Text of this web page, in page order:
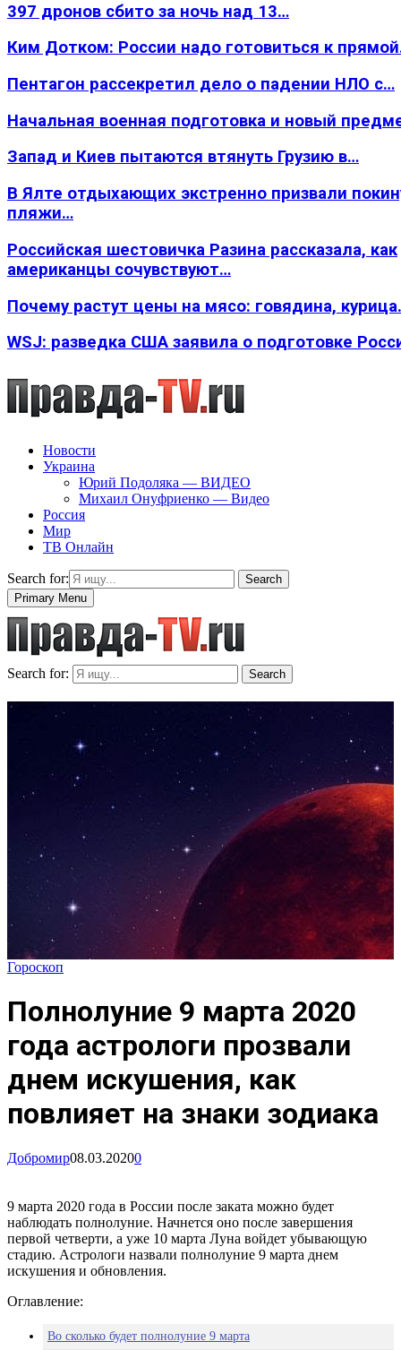
397 дронов сбито за ночь над 13…
Ким Дотком: России надо готовиться к
Пентагон рассекретил дело о падении НЛО с…
Начальная военная подготовка и новый
Запад и Киев пытаются втянуть Грузию в…
В Ялте отдыхающих экстренно призвали
пляжи…
Российская шестовичка Разина рассказала, как
американцы сочувствуют…
Почему растут цены на мясо: говядина,
WSJ: разведка США заявила о подготовке
Новости
Украина
Юрий Подоляка — ВИДЕО
Михаил Онуфриенко — Видео
Россия
Мир
ТВ Онлайн
Search for:
Search
Primary Menu
Search for: Search
Гороскоп
Полнолуние 9 марта 2020
года астрологи прозвали
днем искушения, как
повлияет на знаки зодиака
Добромир08.03.20200
9 марта 2020 года в России после заката можно будет
наблюдать полнолуние. Начнется оно после завершения
первой четверти, а уже 10 марта Луна войдет убывающую
стадию. Астрологи назвали полнолуние 9 марта днем
искушения и обновления.
Оглавление:
Во сколько будет полнолуние 9 марта